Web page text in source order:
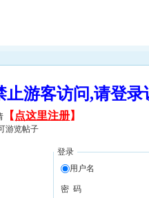
止游客访问,请登
【 点这里注册】
游览帖子
登录
用户名
密 码